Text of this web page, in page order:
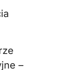
–